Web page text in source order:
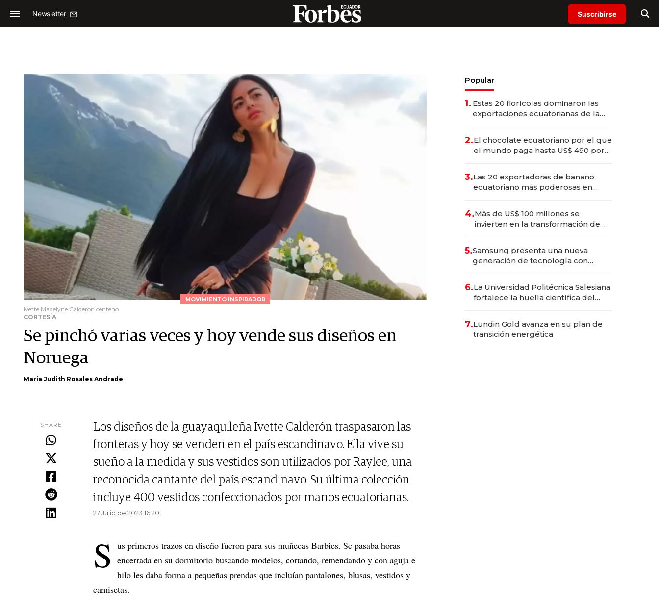
Newsletter Suscribirse
MOVIMIENTO INSPIRADOR
Ivette Madelyne Calderon centeno
CORTESÍA
Se pinchó varias veces y hoy vende sus diseños en
Noruega
María Judith Rosales Andrade
SHARE
Los diseños de la guayaquileña Ivette Calderón traspasaron las
fronteras y hoy se venden en el país escandinavo. Ella vive su
sueño a la medida y sus vestidos son utilizados por Raylee, una
reconocida cantante del país escandinavo. Su última colección
incluye 400 vestidos confeccionados por manos ecuatorianas.
27 Julio de 2023 16.20
S us primeros trazos en diseño fueron para sus muñecas Barbies. Se pasaba horas
encerrada en su dormitorio buscando modelos, cortando, remendando y con aguja e
hilo les daba forma a pequeñas prendas que incluían pantalones, blusas, vestidos y
camisetas.
Popular
1. Estas 20 florícolas dominaron las
exportaciones ecuatorianas de la
2.El chocolate ecuatoriano por el que
el mundo paga hasta US$ 490 por
3.Las 20 exportadoras de banano
ecuatoriano más poderosas en
4.Más de US$ 100 millones se
invierten en la transformación de
5.Samsung presenta una nueva
generación de tecnología con
6.La Universidad Politécnica Salesiana
fortalece la huella científica del
7.Lundin Gold avanza en su plan de
transición energética